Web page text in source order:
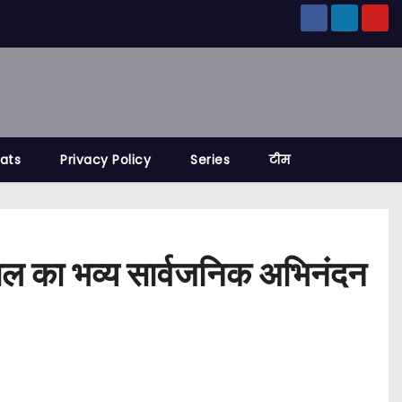
Privacy Policy Series टीम
का भव्य सार्वजनिक अभिनंदन